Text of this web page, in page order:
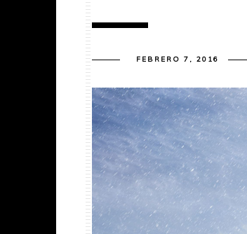
FEBRERO 7, 2016